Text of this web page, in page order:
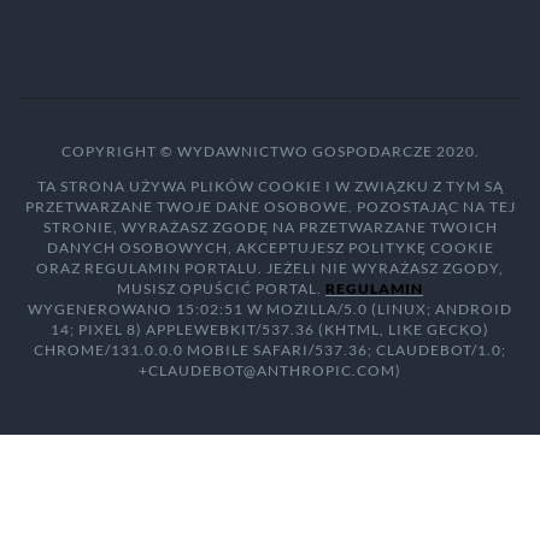
COPYRIGHT © WYDAWNICTWO GOSPODARCZE 2020.
TA STRONA UŻYWA PLIKÓW COOKIE I W ZWIĄZKU Z TYM SĄ
PRZETWARZANE TWOJE DANE OSOBOWE. POZOSTAJĄC NA TEJ
STRONIE, WYRAŻASZ ZGODĘ NA PRZETWARZANE TWOICH
DANYCH OSOBOWYCH, AKCEPTUJESZ POLITYKĘ COOKIE
ORAZ REGULAMIN PORTALU. JEŻELI NIE WYRAŻASZ ZGODY,
MUSISZ OPUŚCIĆ PORTAL. REGULAMIN
WYGENEROWANO 15:02:51 W MOZILLA/5.0 (LINUX; ANDROID
14; PIXEL 8) APPLEWEBKIT/537.36 (KHTML, LIKE GECKO)
CHROME/131.0.0.0 MOBILE SAFARI/537.36; CLAUDEBOT/1.0;
+CLAUDEBOT@ANTHROPIC.COM)